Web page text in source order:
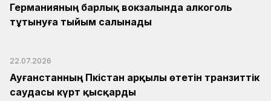
Германияның барлық вокзалында алкоголь
тұтынуға тыйым салынады
22.07.2026
Ауғанстанның Пәкістан арқылы өтетін транзиттік
саудасы күрт қысқарды